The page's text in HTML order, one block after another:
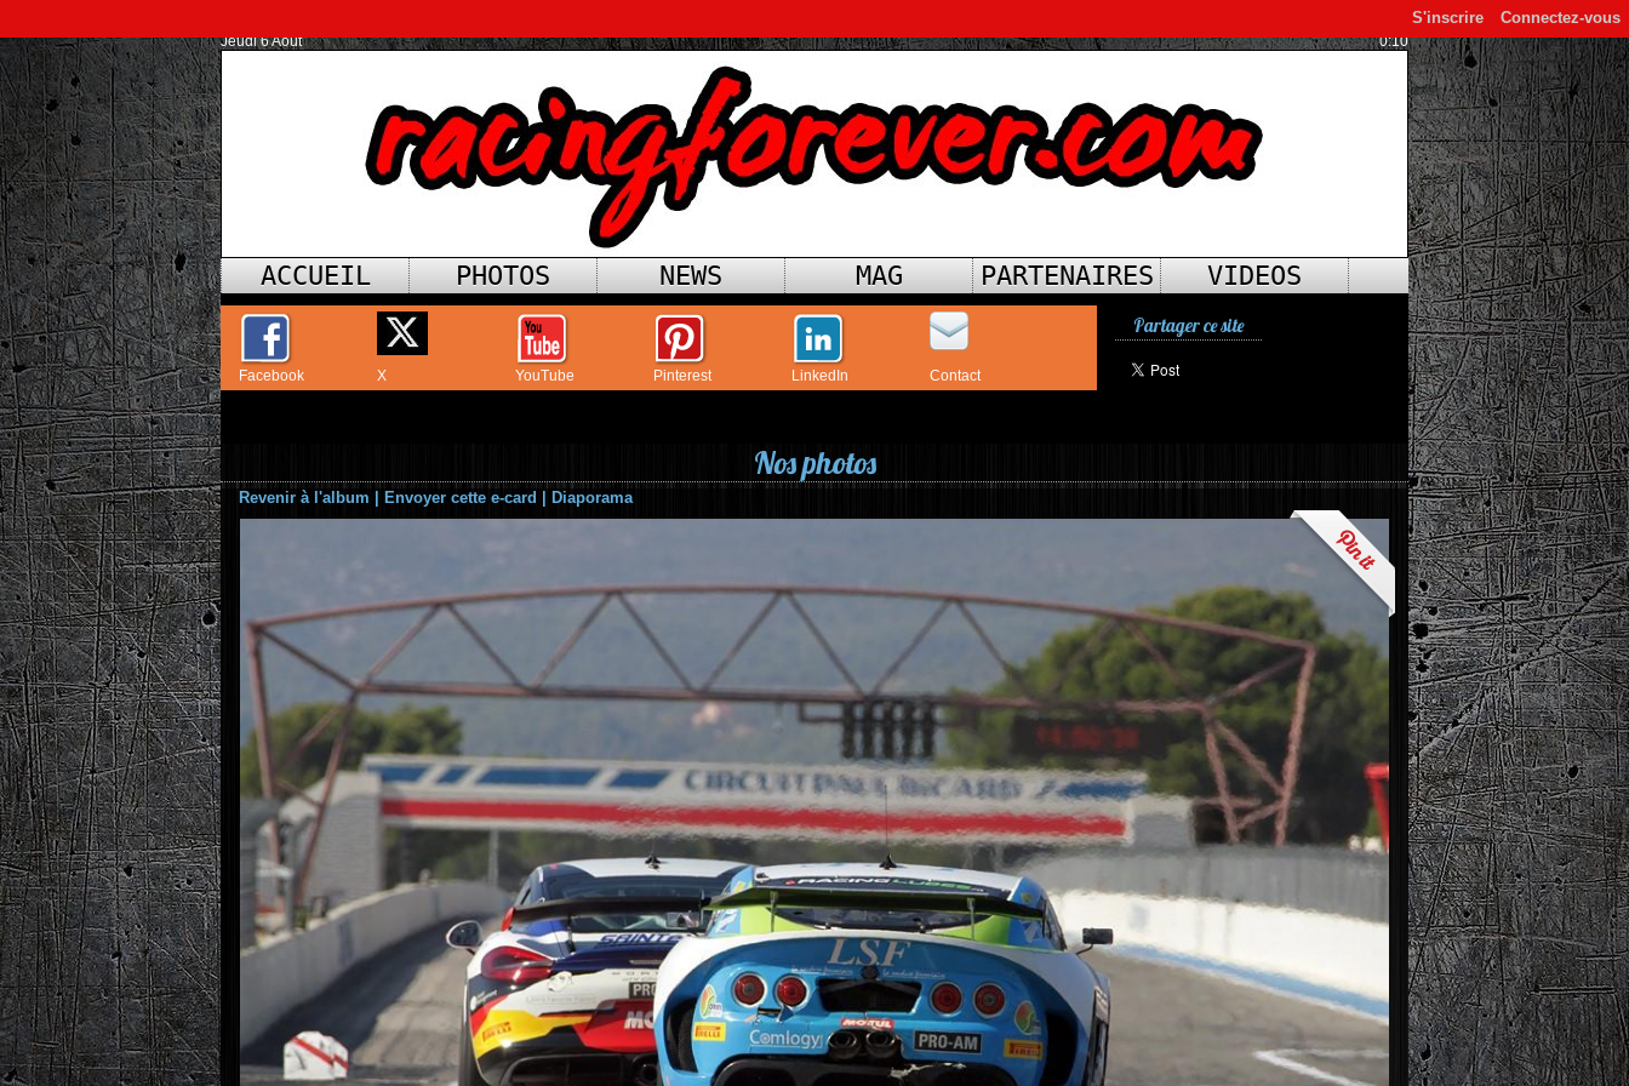
Connectez-vous
S'inscrire
Jeudi 6 Août 0:10
ACCUEIL PHOTOS NEWS MAG PARTENAIRES VIDEOS
Facebook X YouTube Pinterest LinkedIn Contact
Partager ce site
Nos photos
Revenir à l'album Envoyer cette e-card Diaporama